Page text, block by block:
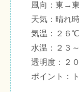
風向：東→
天気：晴れ
気温：２６℃
水温：２３
透明度：２
ポイント：